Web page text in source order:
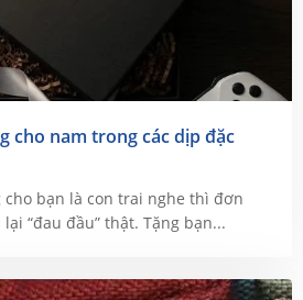
cho nam trong các dịp đặc
bạn là con trai nghe thì đơn
“đau đầu” thật. Tặng bạn...